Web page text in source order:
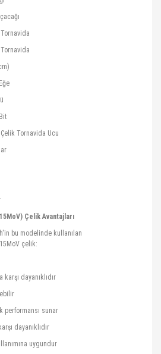
Tornavida Ucu
Çelik Avantajları
bu modelinde kullanılan
çelik:
karşı dayanıklıdır
performansı sunar
dayanıklıdır
uygundur